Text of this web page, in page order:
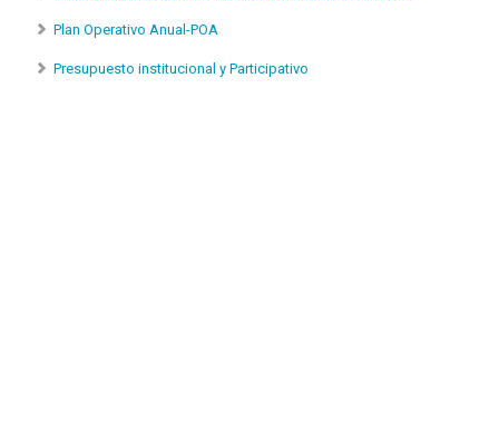
Plan Operativo Anual-POA
Presupuesto institucional y Participativo